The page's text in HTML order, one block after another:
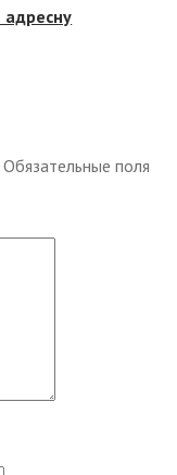
Обязательные поля